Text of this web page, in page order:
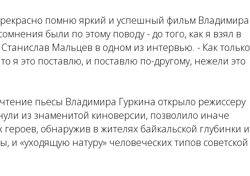
помню яркий и успешный фильм Владимира
были по этому поводу - до того, как я взял в
Станислав Мальцев в одном из интервью. - Как только
я это поставлю, и поставлю по-другому, нежели это
пьесы Владимира Гуркина открыло режиссеру
из знаменитой киноверсии, позволило иначе
обнаружив в жителях байкальской глубинки и
и «уходящую натуру» человеческих типов советской